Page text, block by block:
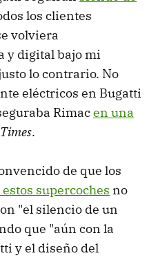
los clientes
volviera
y digital bajo mi
lo contrario. No
eléctricos en Bugatti
Rimacen una
.
de que los
supercoches no
"el silencio de un
que "aún con la
y el diseño del